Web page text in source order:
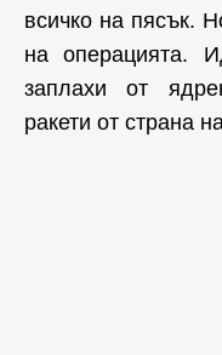
всичко на пясък.
на операцията.
заплахи от
ракети от страна